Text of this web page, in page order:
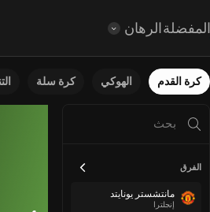
المفضلةالرهان
كرة القدم الهوكي كرة سلة
الفرق
مانتشستر يونايتد
إنجلترا